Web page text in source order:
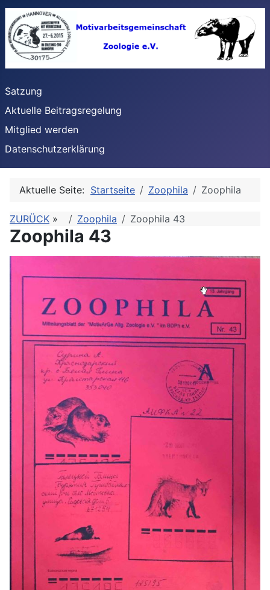
Satzung
Aktuelle Beitragsregelung
Mitglied werden
Datenschutzerklärung
Aktuelle Seite: Startseite Zoophila Zoophila
ZURÜCK » Zoophila Zoophila 43
Zoophila 43